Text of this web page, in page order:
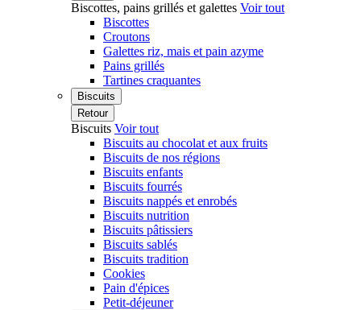
Biscottes, pains grillés et galettes Voir tout
Biscottes
Croutons
Galettes riz, mais et pain azyme
Pains grillés
Tartines craquantes
Biscuits
Retour
Biscuits Voir tout
Biscuits au chocolat et aux fruits
Biscuits de nos régions
Biscuits enfants
Biscuits fourrés
Biscuits nappés et enrobés
Biscuits nutrition
Biscuits pâtissiers
Biscuits sablés
Biscuits tradition
Cookies
Pain d'épices
Petit-déjeuner